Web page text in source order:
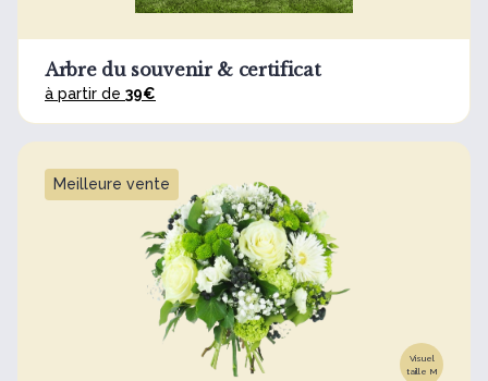
Arbre du souvenir & certificat
à partir de 39€
Meilleure vente
Visuel
taille M